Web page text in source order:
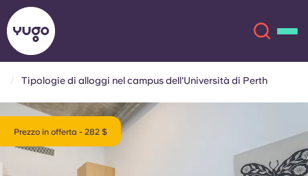
Chi siamo
Sedi
English (GB)
English (US)
Tipologie di alloggi nel campus dell'Università di Perth
Prezzo in offerta - 282 $